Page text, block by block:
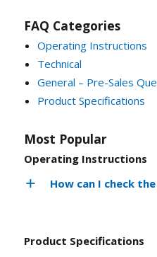
Technical
General – Pre-Sales
Product Specifications
Most Popular
How can I check
battery last?